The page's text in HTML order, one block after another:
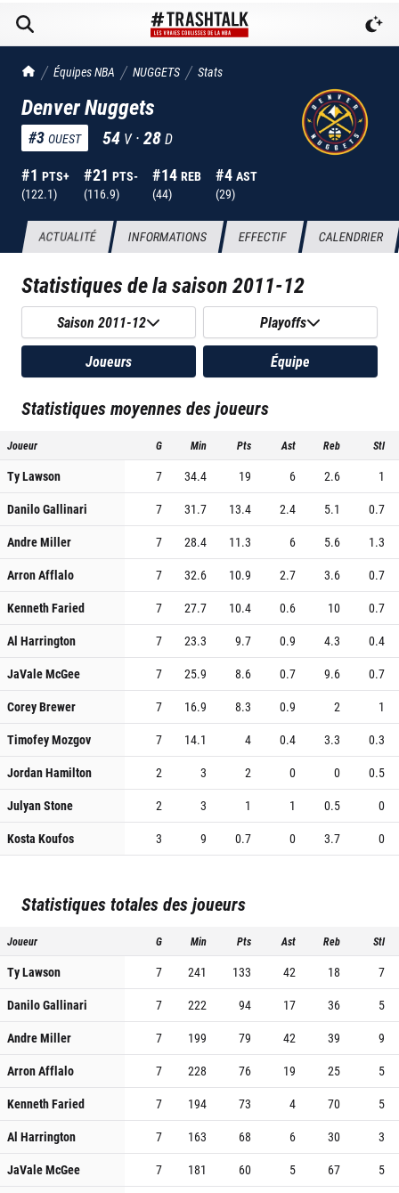
TrashTalk Actu NBA
Équipes NBA NUGGETS Stats
Denver Nuggets
#3 OUEST 54 V ·28D
#1 PTS+
(122.1)
#21 PTS-
(116.9)
#14 REB
(44)
#4 AST
(29)
ACTUALITÉ INFORMATIONS EFFECTIF CALENDRIER
Statistiques de la saison2011-12
Saison 2011-12 Playoffs
Joueurs Équipe
Statistiques moyennes des joueurs
Joueur G Min Pts Ast Reb Stl
Ty Lawson 7 34.4 19 6 2.6
1
Danilo Gallinari
7 31.7 13.4 2.4 5.1
0.7
Andre Miller
7 28.4 11.3 6 5.6
1.3
Arron Afflalo
7 32.6 10.9 2.7 3.6
0.7
Kenneth Faried
7 27.7 10.4 0.6 10
0.7
Al Harrington
7 23.3 9.7 0.9 4.3
0.4
JaVale McGee
7 25.9 8.6 0.7 9.6
0.7
Corey Brewer
7 16.9 8.3 0.9 2
1
Timofey Mozgov
7 14.1 4 0.4 3.3
0.3
Jordan Hamilton
2 3 2 0 0
0.5
Julyan Stone
2 3 1 1 0.5
0
Kosta Koufos
3 9 0.7 0 3.7 0
Statistiques totales des joueurs
Joueur G Min Pts Ast Reb Stl
Ty Lawson 7 241 133 42 18
7
Danilo Gallinari
7 222 94 17 36
5
Andre Miller
7 199 79 42 39
9
Arron Afflalo
7 228 76 19 25
5
Kenneth Faried
7 194 73 4 70
5
Al Harrington
7 163 68 6 30
3
JaVale McGee
7 181 60 5 67
5